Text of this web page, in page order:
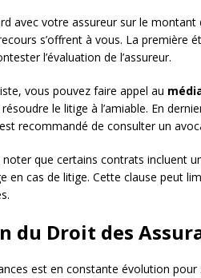
avec votre assureur sur le montant
s’offrent à vous. La première
l’évaluation de l’assureur.
vous pouvez faire appel au
le litige à l’amiable. En
recommandé de consulter un
que certains contrats incluent
en cas de litige. Cette clause peut
du Droit des
est en constante évolution pour